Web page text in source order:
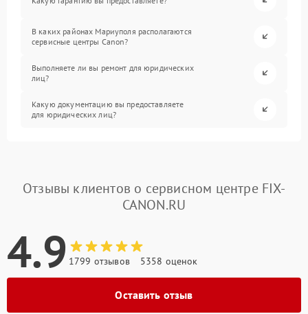
В каких районах Мариуполя располагаются
сервисные центры Canon?
Выполняете ли вы ремонт для юридических
лиц?
Какую документацию вы предоставляете
для юридических лиц?
Отзывы клиентов о сервисном центре FIX-
CANON.RU
4.9 1799 отзывов 5358 оценок
Оставить отзыв